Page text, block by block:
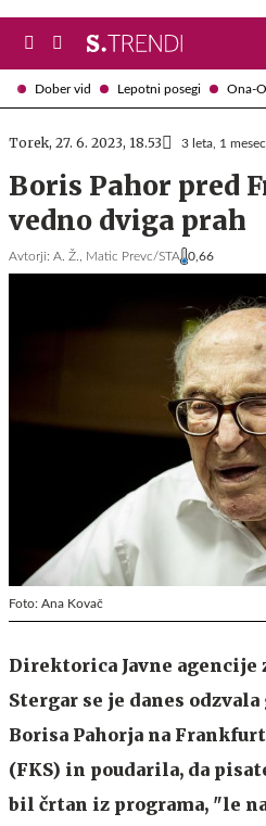
Dober vid Lepotni posegi Ona-
Torek, 27. 6. 2023, 18.53 3 leta, 1 mesec
Boris Pahor pred
vedno dviga prah
Avtorji: A. Ž., Matic Prevc/STA 0,66
Foto: Ana Kovač
Direktorica Javne agencije
Stergar se je danes
Borisa Pahorja na
(FKS) in poudarila, da
bil črtan iz programa, "le